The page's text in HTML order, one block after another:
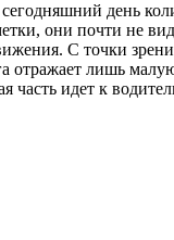
день
они почти не
С точки
отражает лишь
часть идет к